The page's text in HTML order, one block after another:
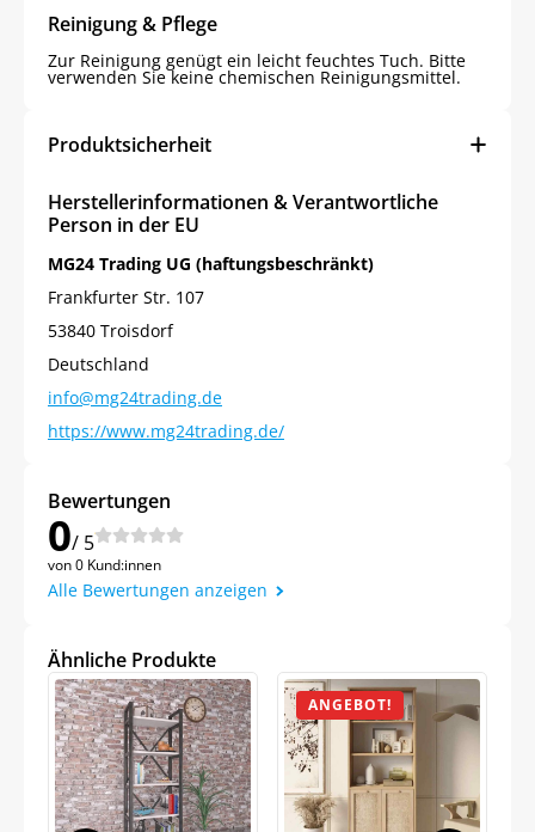
Reinigung & Pflege
Zur Reinigung genügt ein leicht feuchtes Tuch. Bitte
verwenden Sie keine chemischen Reinigungsmittel.
Produktsicherheit
Herstellerinformationen & Verantwortliche
Person in der EU
MG24 Trading UG (haftungsbeschränkt)
Frankfurter Str. 107
53840 Troisdorf
Deutschland
info@mg24trading.de
https://www.mg24trading.de/
Bewertungen
0/ 5
von 0 Kund:innen
Alle Bewertungen anzeigen
Ähnliche Produkte
ANGEBOT!